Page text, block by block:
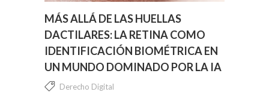
MÁS ALLÁ DE LAS HUELLAS
DACTILARES: LA RETINA COMO
IDENTIFICACIÓN BIOMÉTRICA EN
UN MUNDO DOMINADO POR LA IA
Derecho Digital